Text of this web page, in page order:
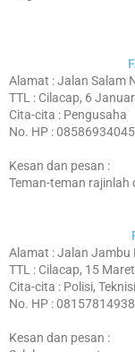
Alamat : Jalan Salam
TTL : Cilacap, 6
Cita-cita : Pengusaha
No. HP :
Kesan dan pesan :
Teman-teman rajinlah
Alamat : Jalan Jambu
TTL : Cilacap, 15
Cita-cita : Polisi,
No. HP :
Kesan dan pesan :